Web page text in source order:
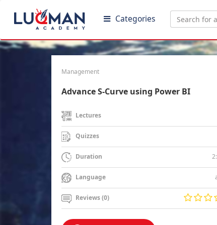
Categories
Management
Advance S-Curve using Power BI
Lectures
Quizzes
Duration
Language
Reviews (0)